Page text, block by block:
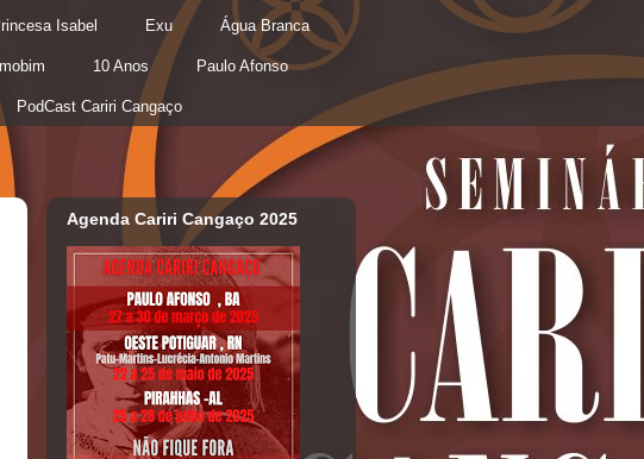
Isabel Exu Água Branca
10 Anos Paulo Afonso
PodCast Cariri Cangaço
Agenda Cariri Cangaço 2025